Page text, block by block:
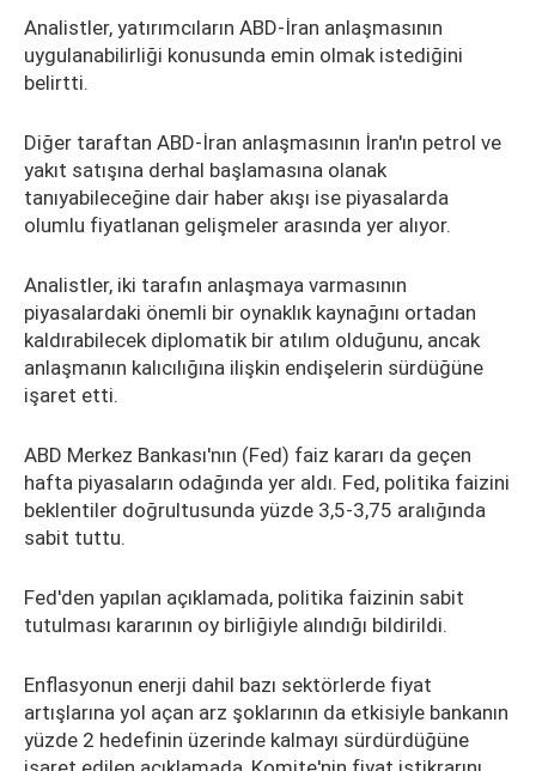
Analistler, yatırımcıların ABD-İran anlaşmasının
uygulanabilirliği konusunda emin olmak istediğini
belirtti.
Diğer taraftan ABD-İran anlaşmasının İran'ın petrol ve
yakıt satışına derhal başlamasına olanak
tanıyabileceğine dair haber akışı ise piyasalarda
olumlu fiyatlanan gelişmeler arasında yer alıyor.
Analistler, iki tarafın anlaşmaya varmasının
piyasalardaki önemli bir oynaklık kaynağını ortadan
kaldırabilecek diplomatik bir atılım olduğunu, ancak
anlaşmanın kalıcılığına ilişkin endişelerin sürdüğüne
işaret etti.
ABD Merkez Bankası'nın (Fed) faiz kararı da geçen
hafta piyasaların odağında yer aldı. Fed, politika faizini
beklentiler doğrultusunda yüzde 3,5-3,75 aralığında
sabit tuttu.
Fed'den yapılan açıklamada, politika faizinin sabit
tutulması kararının oy birliğiyle alındığı bildirildi.
Enflasyonun enerji dahil bazı sektörlerde fiyat
artışlarına yol açan arz şoklarının da etkisiyle bankanın
yüzde 2 hedefinin üzerinde kalmayı sürdürdüğüne